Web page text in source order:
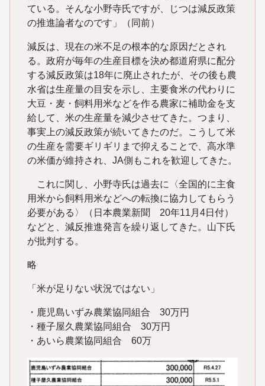
ている。そんな小野寺氏ですが、じつは減反政策
の推進論者なのです」（同前）
減反は、現在の米不足の根本的な原因だとされ
る。政府が毎年の生産目標を決め都道府県に配分
する減反政策は18年に廃止されたが、その後も農
水省は生産量の目安を示し、主要食米の代わりに
大豆・麦・飼料用米などを作る農家に補助金を支
給して、米の生産量を減少させてきた。つまり、
事実上の減反政策が続いてきたのだ。こうして米
の生産を需要ギリギリまで抑えることで、高水準
の米価が維持され、JA側もこれを歓迎してきた。
これに関し、小野寺氏は過去に〈全国的に主食
用米から飼料用米などへの転換に協力してもらう
必要がある〉（日本農業新聞 20年11月4日付）
などと、減反推進発言を繰り返してきた。山下氏
が批判する。
略
「米が足りない状況ではない」
・鹿児島いずみ農業協同組合 30万円
・種子屋久農業協同組合 30万円
・あいら農業協同組合 60万